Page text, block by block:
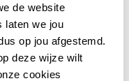
de website
laten we jou
op jou afgestemd.
deze wijze wilt
cookies